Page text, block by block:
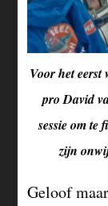
Voor het eerst
pro David
sessie om te
zijn
Geloof